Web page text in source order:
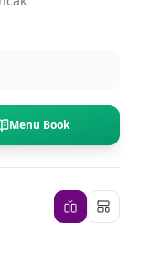
Menu Book